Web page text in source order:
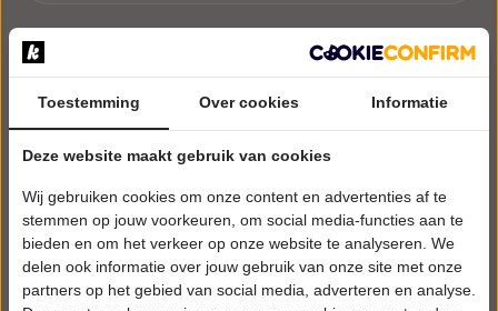
1 voorstelling in Schokland.
Toestemming Over cookies Informatie
Deze website maakt gebruik van cookies
Wij gebruiken cookies om onze content en advertenties af te
stemmen op jouw voorkeuren, om social media-functies aan te
bieden en om het verkeer op onze website te analyseren. We
delen ook informatie over jouw gebruik van onze site met onze
partners op het gebied van social media, adverteren en analyse.